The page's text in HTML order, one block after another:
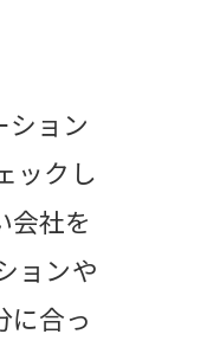
ョン
ックし
会社を
ョンや
に合っ